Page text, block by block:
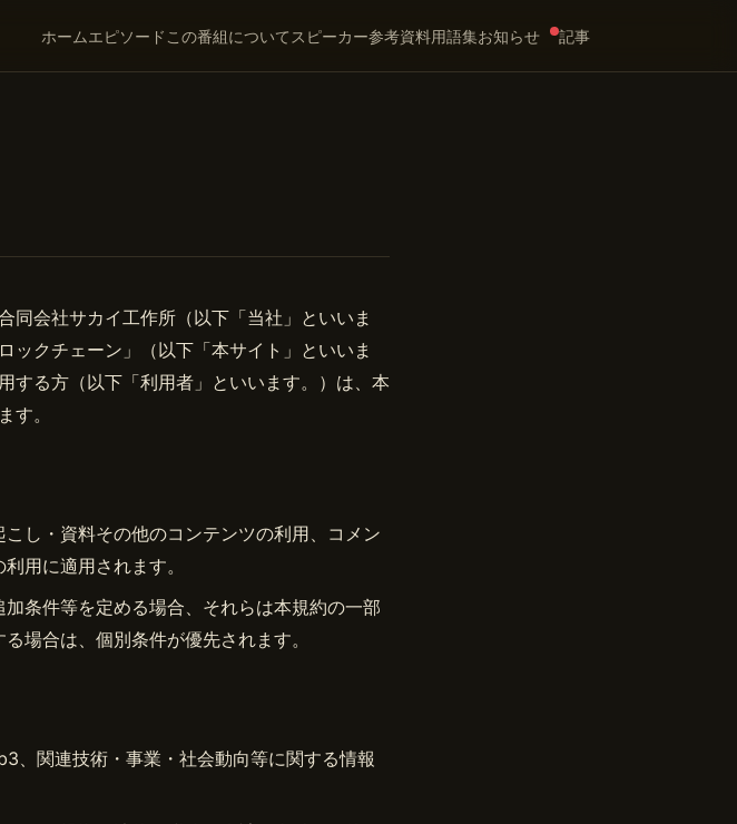
ホームエピソード この番組について スピーカー参考資料用語集お知らせ 記事
同会社サカイ工作所（以下「当社」といいま
ックチェーン」（以下「本サイト」といいま
する方（以下「利用者」といいます。）は、本
す。
し・資料その他のコンテンツの利用、コメン
用に適用されます。
条件等を定める場合、それらは本規約の一部
場合は、個別条件が優先されます。
、関連技術・事業・社会動向等に関する情報